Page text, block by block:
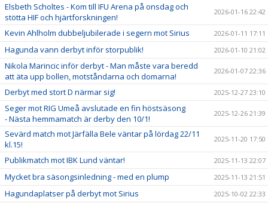
Elsbeth Scholtes - Kom till IFU Arena på onsdag och
stötta HIF och hjärtforskningen!
2026-01-16 22:42
Kevin Ahlholm dubbeljubilerade i segern mot Sirius 2026-01-11 17:11
Hagunda vann derbyt inför storpublik! 2026-01-10 21:02
Nikola Marincic inför derbyt - Man måste vara beredd
att äta upp bollen, motståndarna och domarna!
2026-01-07 22:36
Derbyt med stort D närmar sig! 2025-12-27 23:10
Seger mot RIG Umeå avslutade en fin höstsäsong
- Nästa hemmamatch är derby den 10/1!
2025-12-26 21:39
Sevärd match mot Järfälla Bele väntar på lördag 22/11
kl.15!
2025-11-20 17:50
Publikmatch mot IBK Lund väntar! 2025-11-13 22:07
Mycket bra säsongsinledning - med en plump 2025-11-13 21:51
Hagundaplatser på derbyt mot Sirius 2025-10-02 22:33